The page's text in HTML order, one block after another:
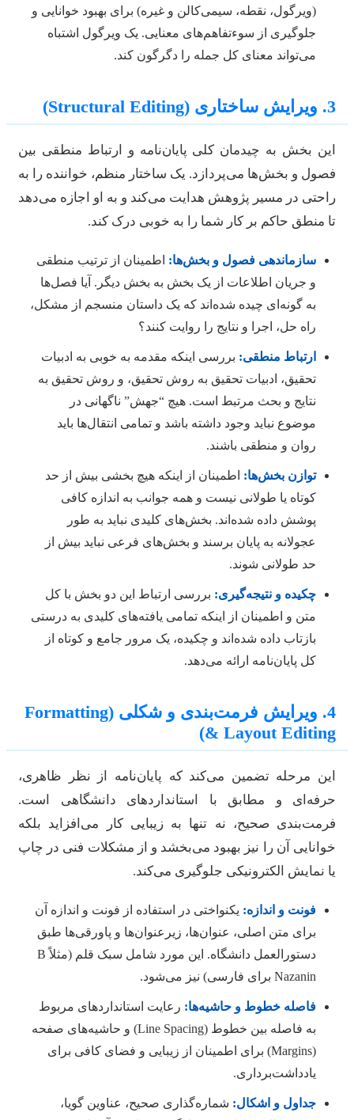
(ویرگول، نقطه، سیمی‌کالن و غیره) برای بهبود خوانایی و
جلوگیری از سوءتفاهم‌های معنایی. یک ویرگول اشتباه
می‌تواند معنای کل جمله را دگرگون کند.
این بخش به چیدمان کلی پایان‌نامه و ارتباط منطقی بین
فصول و بخش‌ها می‌پردازد. یک ساختار منظم، خواننده را به
راحتی در مسیر پژوهش هدایت می‌کند و به او اجازه می‌دهد
تا منطق حاکم بر کار شما را به خوبی درک کند.
سازماندهی فصول و بخش‌ها: اطمینان از ترتیب منطقی
و جریان اطلاعات از یک بخش به بخش دیگر. آیا فصل‌ها
به گونه‌ای چیده شده‌اند که یک داستان منسجم از مشکل،
راه حل، اجرا و نتایج را روایت کنند؟
ارتباط منطقی:بررسی اینکه مقدمه به خوبی به ادبیات
تحقیق، ادبیات تحقیق به روش تحقیق، و روش تحقیق به
نتایج و بحث مرتبط است. هیچ “جهش” ناگهانی در
موضوع نباید وجود داشته باشد و تمامی انتقال‌ها باید
روان و منطقی باشند.
توازن بخش‌ها: اطمینان از اینکه هیچ بخشی بیش از حد
کوتاه یا طولانی نیست و همه جوانب به اندازه کافی
پوشش داده شده‌اند. بخش‌های کلیدی نباید به طور
عجولانه به پایان برسند و بخش‌های فرعی نباید بیش از
حد طولانی شوند.
چکیده و نتیجه‌گیری:بررسی ارتباط این دو بخش با کل
متن و اطمینان از اینکه تمامی یافته‌های کلیدی به درستی
بازتاب داده شده‌اند و چکیده، یک مرور جامع و کوتاه از
کل پایان‌نامه ارائه می‌دهد.
4. ویرایش فرمت‌بندی و شکلی (Formatting
& Layout Editing)
این مرحله تضمین می‌کند که پایان‌نامه از نظر ظاهری،
حرفه‌ای و مطابق با استانداردهای دانشگاهی است.
فرمت‌بندی صحیح، نه تنها به زیبایی کار می‌افزاید بلکه
خوانایی آن را نیز بهبود می‌بخشد و از مشکلات فنی در چاپ
یا نمایش الکترونیکی جلوگیری می‌کند.
فونت و اندازه: یکنواختی در استفاده از فونت و اندازه آن
برای متن اصلی، عنوان‌ها، زیرعنوان‌ها و پاورقی‌ها طبق
دستورالعمل دانشگاه. این مورد شامل سبک قلم (مثلاً B
Nazanin برای فارسی) نیز می‌شود.
فاصله خطوط و حاشیه‌ها:رعایت استانداردهای مربوط
به فاصله بین خطوط (Line Spacing) و حاشیه‌های صفحه
(Margins) برای اطمینان از زیبایی و فضای کافی برای
یادداشت‌برداری.
جداول و اشکال:شماره‌گذاری صحیح، عناوین گویا،